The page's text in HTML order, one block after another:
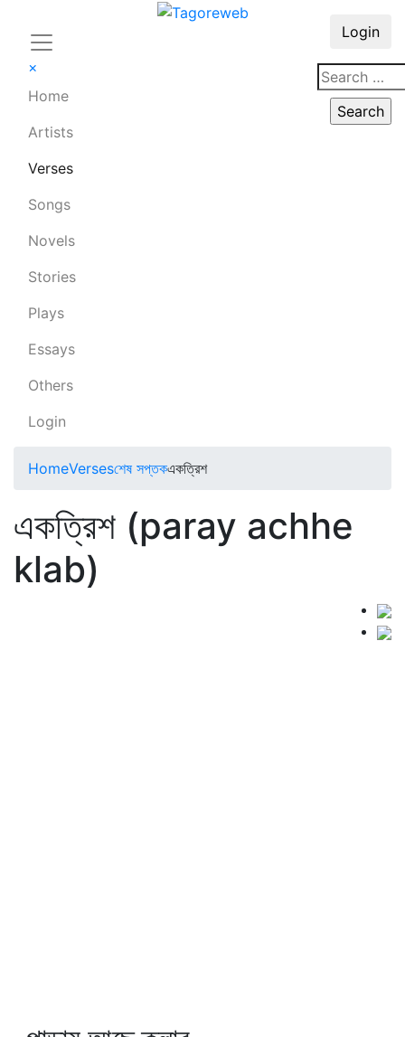
×
Home
Artists
Verses
Songs
Novels
Stories
Plays
Essays
Others
Login
Login
HomeVersesশেষ সপ্তকএকত্রিশ
একত্রিশ (paray achhe
klab)